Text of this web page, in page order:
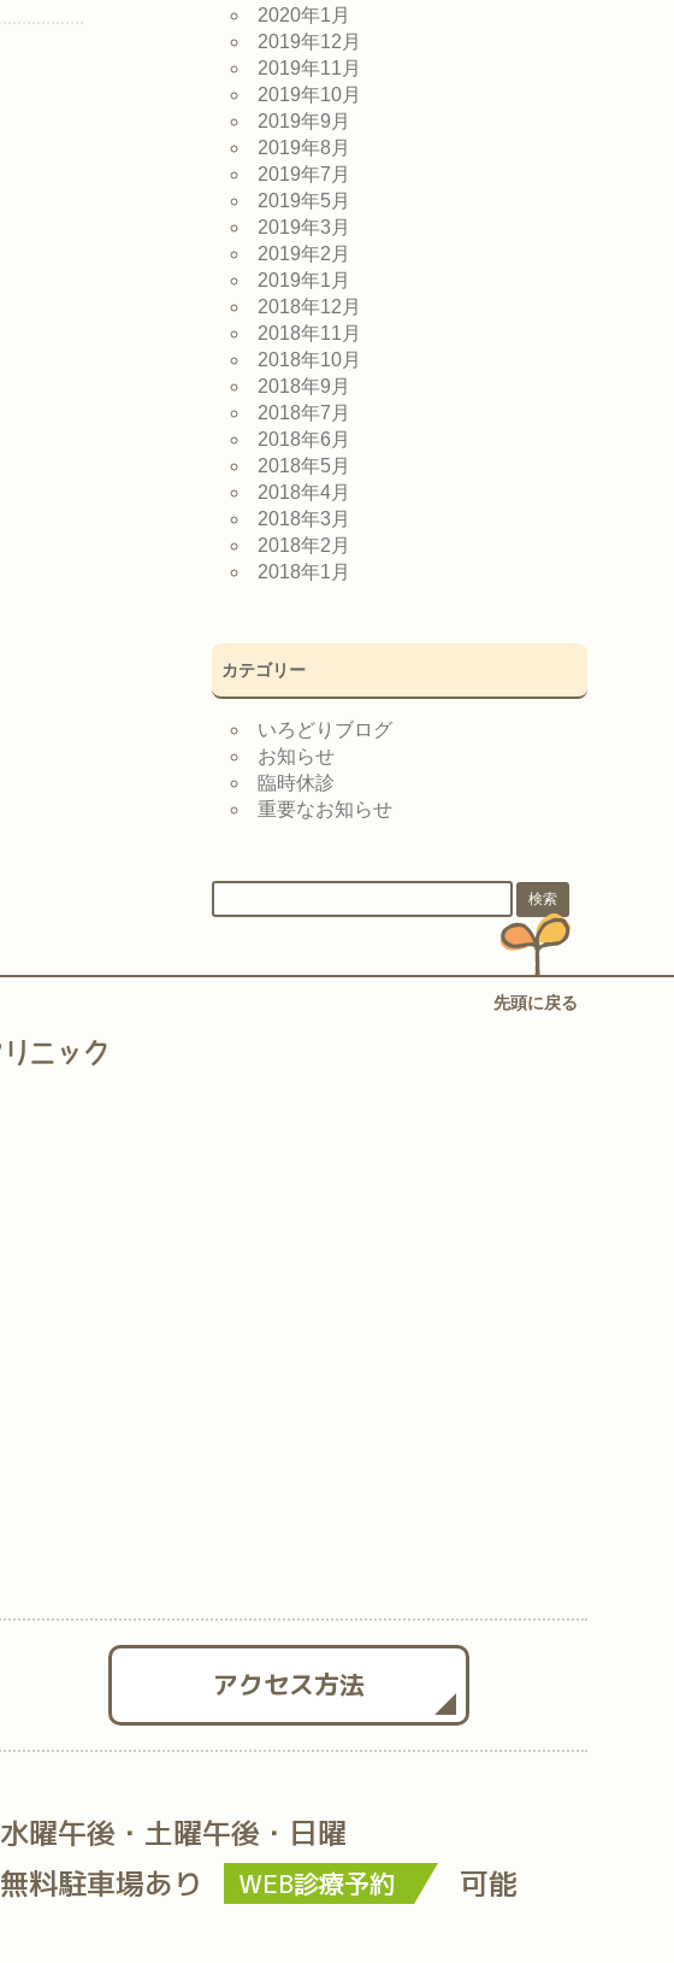
2020年1月
2019年12月
2019年11月
2019年10月
2019年9月
2019年8月
2019年7月
2019年5月
2019年3月
2019年2月
2019年1月
2018年12月
2018年11月
2018年10月
2018年9月
2018年7月
2018年6月
2018年5月
2018年4月
2018年3月
2018年2月
2018年1月
カテゴリー
いろどりブログ
お知らせ
臨時休診
重要なお知らせ
先頭に戻る
アクセス方法
水曜午後・土曜午後・日曜
無料駐車場あり WEB診療予約 可能